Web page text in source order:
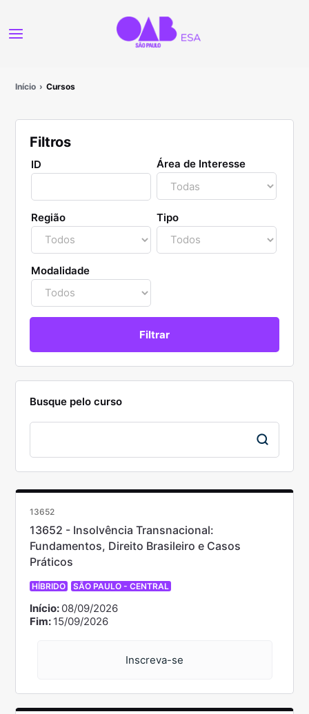
Início Cursos
Filtros
ID Área de Interesse
Região Tipo
Modalidade
Busque pelo curso
13652
13652 - Insolvência Transnacional:
Fundamentos, Direito Brasileiro e Casos
Práticos
HÍBRIDO SÃO PAULO - CENTRAL
Início: 08/09/2026
Fim: 15/09/2026
Inscreva-se